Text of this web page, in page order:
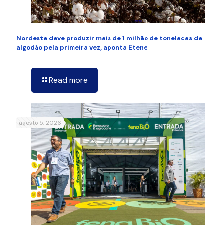
Nordeste deve produzir mais de 1 milhão de toneladas de
algodão pela primeira vez, aponta Etene
Read more
agosto 5, 2026